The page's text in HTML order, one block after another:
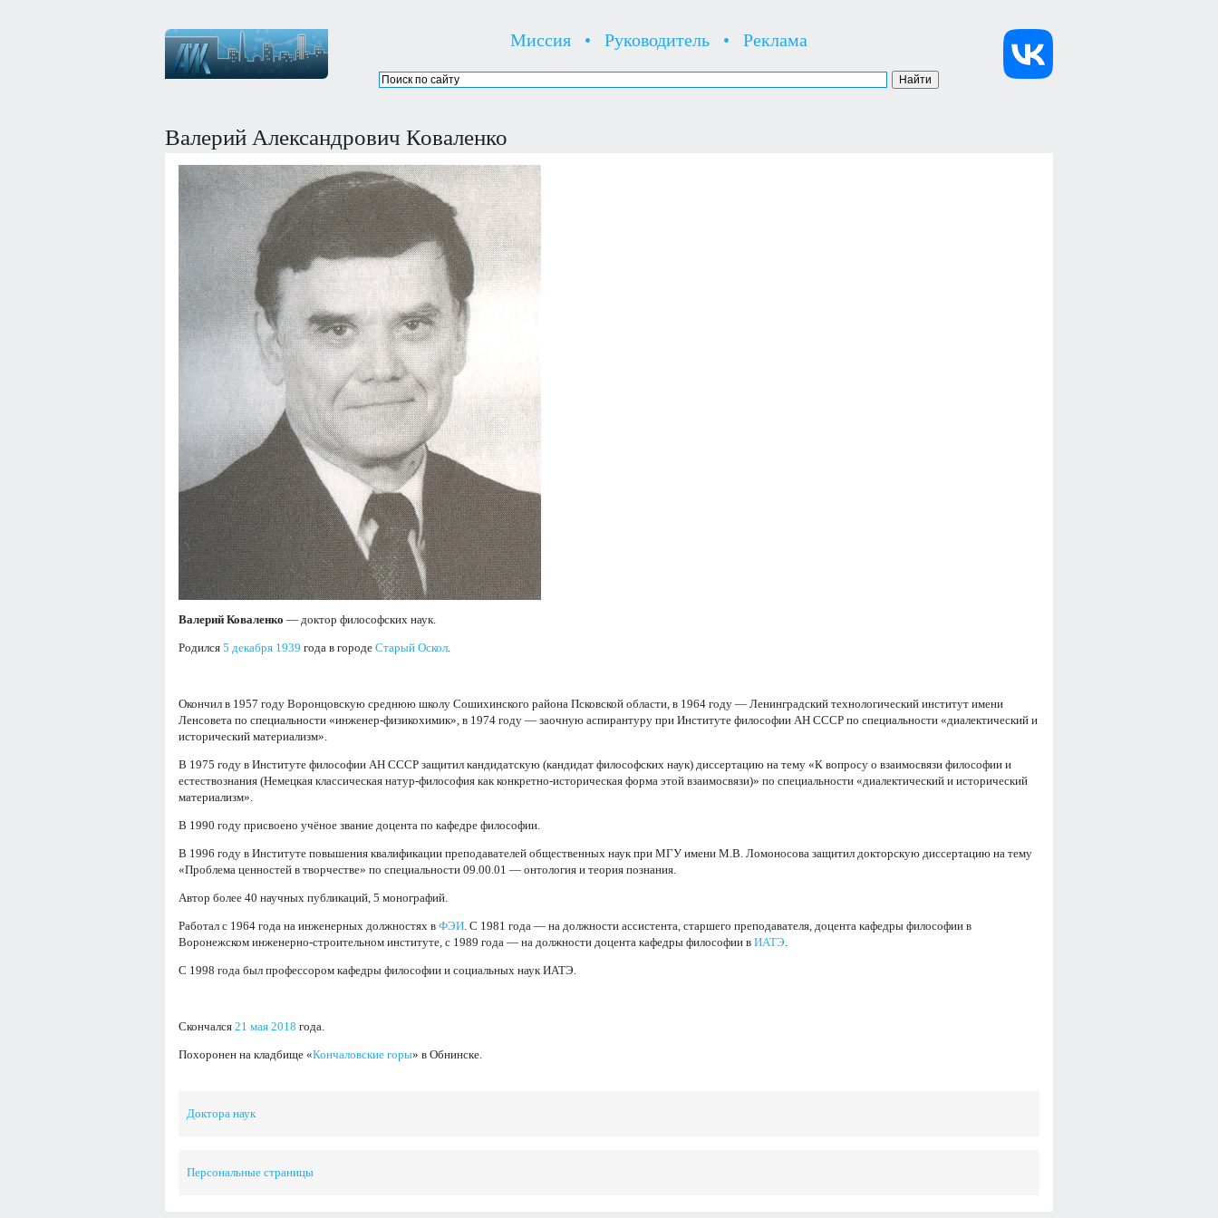
Миссия • Руководитель • Реклама
Валерий Александрович Коваленко
Валерий Коваленко — доктор философских наук.
Родился 5 декабря 1939 года в городе Старый Оскол.
Окончил в 1957 году Воронцовскую среднюю школу Сошихинского района Псковской области, в 1964 году — Ленинградский технологический институт имени
Ленсовета по специальности «инженер-физикохимик», в 1974 году — заочную аспирантуру при Институте философии АН СССР по специальности «диалектический и
исторический материализм».
В 1975 году в Институте философии АН СССР защитил кандидатскую (кандидат философских наук) диссертацию на тему «К вопросу о взаимосвязи философии и
естествознания (Немецкая классическая натур-философия как конкретно-историческая форма этой взаимосвязи)» по специальности «диалектический и исторический
материализм».
В 1990 году присвоено учёное звание доцента по кафедре философии.
В 1996 году в Институте повышения квалификации преподавателей общественных наук при МГУ имени М.В. Ломоносова защитил докторскую диссертацию на тему
«Проблема ценностей в творчестве» по специальности 09.00.01 — онтология и теория познания.
Автор более 40 научных публикаций, 5 монографий.
Работал с 1964 года на инженерных должностях в ФЭИ. С 1981 года — на должности ассистента, старшего преподавателя, доцента кафедры философии в
Воронежском инженерно-строительном институте, с 1989 года — на должности доцента кафедры философии в ИАТЭ.
С 1998 года был профессором кафедры философии и социальных наук ИАТЭ.
Скончался 21 мая 2018 года.
Похоронен на кладбище «Кончаловские горы» в Обнинске.
Доктора наук
Персональные страницы